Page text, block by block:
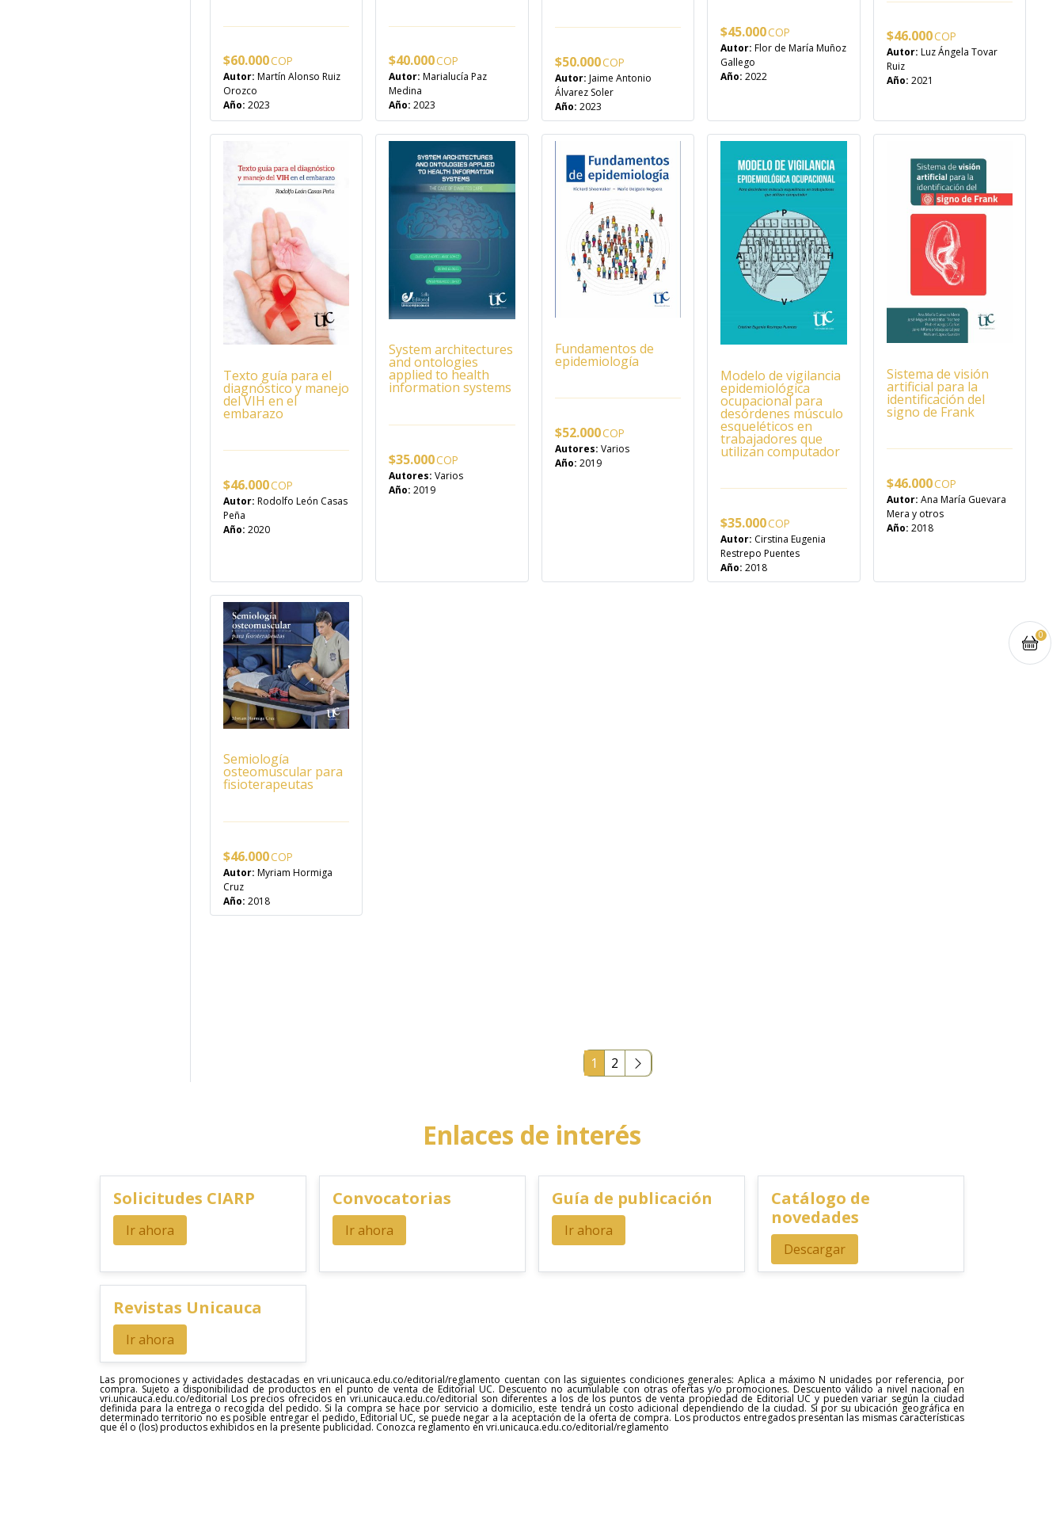
0
$60.000
Autor: Martín Alonso Ruiz
Orozco
Año: 2023
$40.000
Autor: Marialucía Paz
Medina
Año:2023
$50.000
Autor: Jaime Antonio
Álvarez Soler
Año: 2023
$45.000
Autor: Flor de María Muñoz
Gallego
Año:2022
$46.000
Autor: Luz Ángela Tovar
Ruiz
Año: 2021
Texto guía para el
diagnóstico y manejo
del VIH en el
embarazo
$46.000
Autor: Rodolfo León Casas
Peña
Año: 2020
System architectures
and ontologies
applied to health
information systems
$35.000
Autores: Varios
Año:2019
Fundamentos de
epidemiología
$52.000
Autores: Varios
Año: 2019
Modelo de vigilancia
epidemiológica
ocupacional para
desórdenes músculo
esqueléticos en
trabajadores que
utilizan computador
$35.000
Autor: Cirstina Eugenia
Restrepo Puentes
Año:2018
Sistema de visión
artificial para la
identificación del
signo de Frank
$46.000
Autor: Ana María Guevara
Mera y otros
Año: 2018
Semiología
osteomuscular para
fisioterapeutas
$46.000
Autor: Myriam Hormiga
Cruz
Año: 2018
1 2
Enlaces de interés
Solicitudes CIARP
Ir ahora
Convocatorias
Ir ahora
Guía de publicación
Ir ahora
Catálogo de
novedades
Descargar
Revistas Unicauca
Ir ahora
Las promociones y actividades destacadas en vri.unicauca.edu.co/editorial/reglamento cuentan con las siguientes condiciones generales: Aplica a máximo N unidades por referencia, por
compra. Sujeto a disponibilidad de productos en el punto de venta de Editorial UC. Descuento no acumulable con otras ofertas y/o promociones. Descuento válido a nivel nacional en
vri.unicauca.edu.co/editorial Los precios ofrecidos en vri.unicauca.edu.co/editorial son diferentes a los de los puntos de venta propiedad de Editorial UC y pueden variar según la ciudad
definida para la entrega o recogida del pedido. Si la compra se hace por servicio a domicilio, este tendrá un costo adicional dependiendo de la ciudad. Si por su ubicación geográfica en
determinado territorio no es posible entregar el pedido, Editorial UC, se puede negar a la aceptación de la oferta de compra. Los productos entregados presentan las mismas características
que él o (los) productos exhibidos en la presente publicidad. Conozca reglamento en vri.unicauca.edu.co/editorial/reglamento